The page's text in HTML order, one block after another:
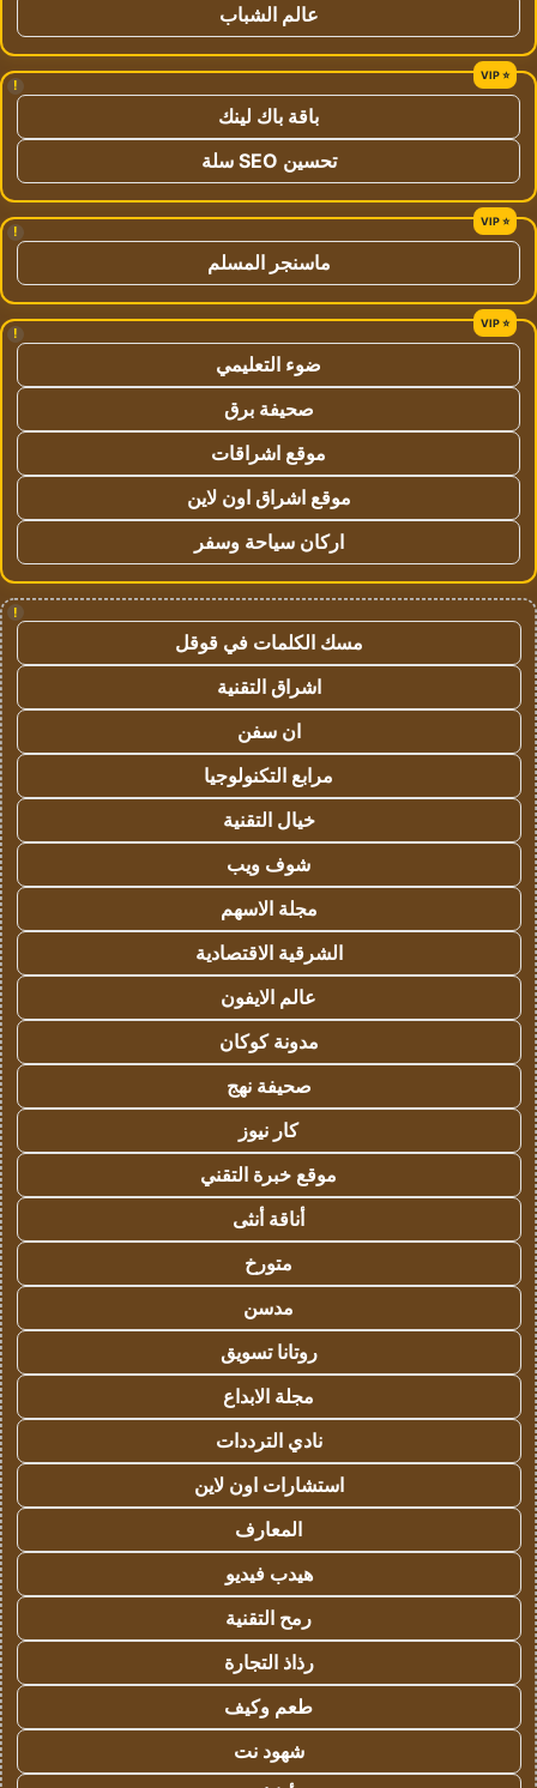
عالم الشباب
!
باقة باك لينك
تحسين SEO سلة
!
ماسنجر المسلم
!
ضوء التعليمي
صحيفة برق
موقع اشراقات
موقع اشراق اون لاين
اركان سياحة وسفر
!
مسك الكلمات في قوقل
اشراق التقنية
ان سفن
مرابع التكنولوجيا
خيال التقنية
شوف ويب
مجلة الاسهم
الشرقية الاقتصادية
عالم الايفون
مدونة كوكان
صحيفة نهج
كار نيوز
موقع خبرة التقني
أناقة أنثى
متورخ
مدسن
روتانا تسويق
مجلة الابداع
نادي الترددات
استشارات اون لاين
المعارف
هيدب فيديو
رمح التقنية
رذاذ التجارة
طعم وكيف
شهود نت